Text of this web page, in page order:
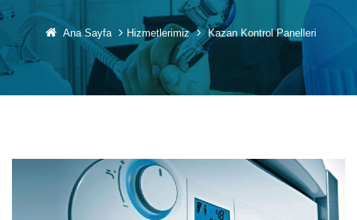
Ana Sayfa Hizmetlerimiz Kazan Kontrol Panelleri